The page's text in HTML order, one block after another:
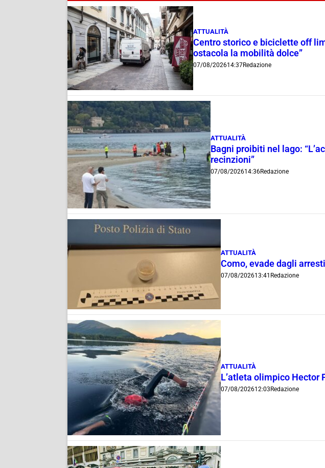
ATTUALITÀ
Centro storico e biciclette off
ostacola la mobilità dolce”
07/08/202614:37Redazione
ATTUALITÀ
Bagni proibiti nel lago:
recinzioni”
07/08/202614:36Redazione
ATTUALITÀ
Como, evade dagli
07/08/202613:41 Redazione
ATTUALITÀ
L’atleta olimpico Hector
07/08/202612:03Redazione